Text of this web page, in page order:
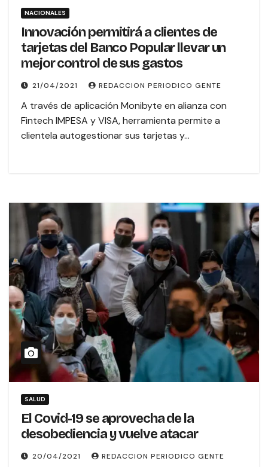
NACIONALES
Innovación permitirá a clientes de
tarjetas del Banco Popular llevar un
mejor control de sus gastos
21/04/2021 REDACCION PERIODICO GENTE
A través de aplicación Monibyte en alianza con
Fintech IMPESA y VISA, herramienta permite a
clientela autogestionar sus tarjetas y…
SALUD
El Covid-19 se aprovecha de la
desobediencia y vuelve atacar
20/04/2021 REDACCION PERIODICO GENTE